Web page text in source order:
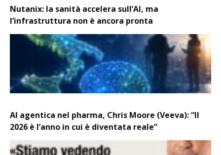
Nutanix: la sanità accelera sull’AI, ma
l’infrastruttura non è ancora pronta
AI agentica nel pharma, Chris Moore (Veeva): “Il
2026 è l’anno in cui è diventata reale”